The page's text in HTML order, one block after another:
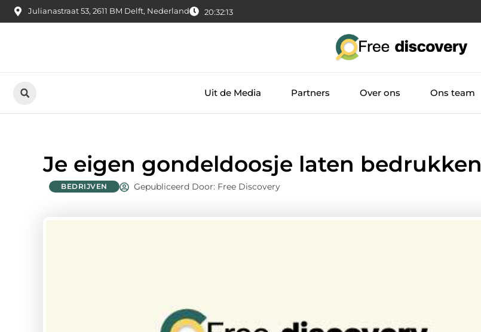
Julianastraat 53, 2611 BM Delft, Nederland 20:32:14
Uit de Media Partners Over ons Ons team
Je eigen gondeldoosje laten bedrukken
BEDRIJVEN Gepubliceerd Door: Free Discovery